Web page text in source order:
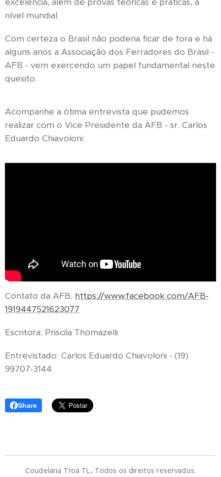
nível mundial.
Com certeza o Brasil não poderia ficar de fora e há
alguns anos a Associação dos Ferradores do Brasil -
AFB - vem exercendo um papel fundamental neste
quesito.
Acompanhe a ótima entrevista que pudemos
realizar com o Vice Presidente da AFB - sr. Carlos
Eduardo Chiavoloni:
Contato da AFB: https://www.facebook.com/AFB-
1919447521623077
Escritora: Priscila Thomazelli
Entrevistado: Carlos Eduardo Chiavoloni - (19)
99707-3144
Share
Coudelaria Troá TL. Todos os direitos reservados.